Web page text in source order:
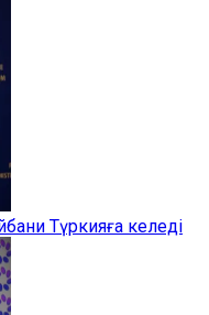
Түркияға келеді